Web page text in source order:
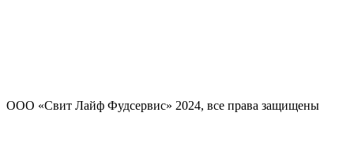
ООО «Свит Лайф Фудсервис» 2024, все права защищены